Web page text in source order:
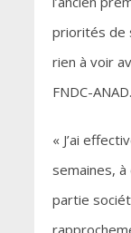
priorités de
rien à voir
FNDC-ANAD.
« J’ai
semaines,
partie